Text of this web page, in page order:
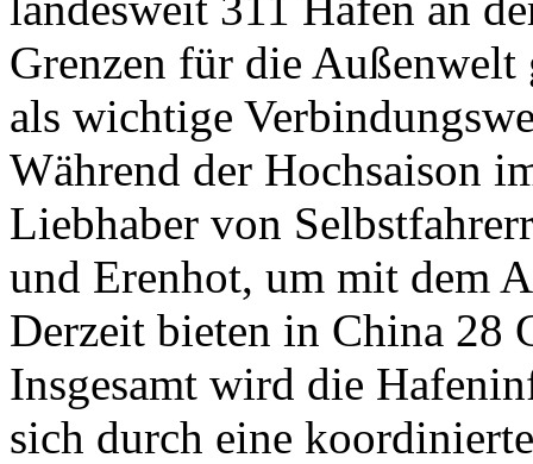
Grenzen für die
als wichtige
Während der Hochsaison
Liebhaber von
und Erenhot, um mit dem
Derzeit bieten in China 28
Insgesamt wird die
sich durch eine